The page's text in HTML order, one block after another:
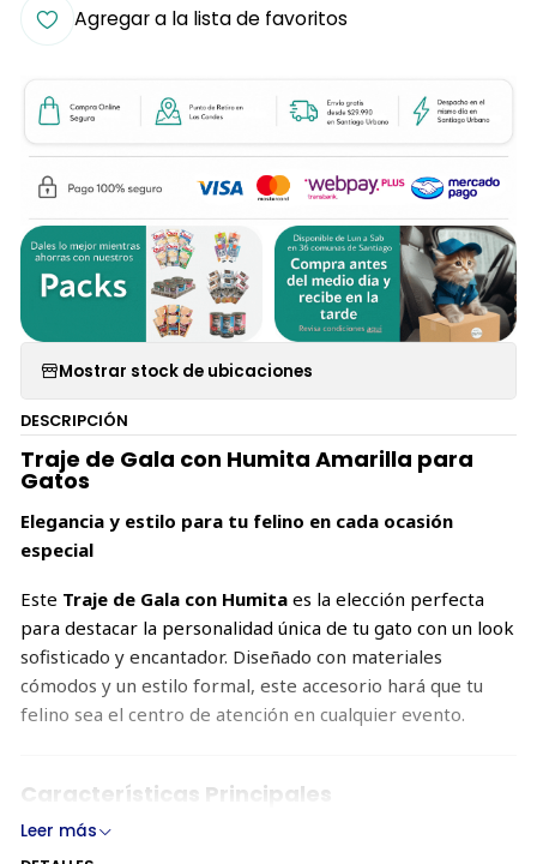
Agregar a la lista de favoritos
Mostrar stock de ubicaciones
DESCRIPCIÓN
Traje de Gala con Humita Amarilla para
Gatos
Elegancia y estilo para tu felino en cada ocasión
especial
Este Traje de Gala con Humitaes la elección perfecta
para destacar la personalidad única de tu gato con un look
sofisticado y encantador. Diseñado con materiales
cómodos y un estilo formal, este accesorio hará que tu
felino sea el centro de atención en cualquier evento.
Características Principales
Diseño Clásico
Leer más